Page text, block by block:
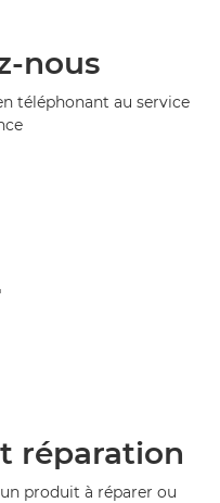
nous
téléphonant au service
réparation
produit à réparer ou